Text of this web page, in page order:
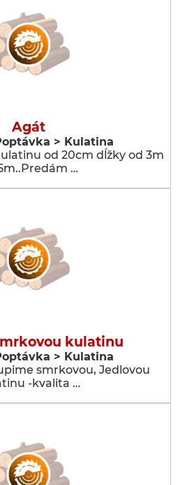
Agát
> Kulatina
od 20cm dĺžky od 3m
…
kulatinu
> Kulatina
smrkovou, Jedlovou
-kvalita …